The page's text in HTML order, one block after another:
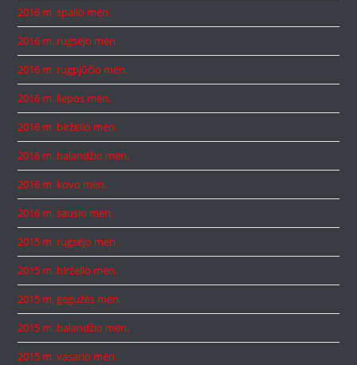
2016 m. spalio mėn.
2016 m. rugsėjo mėn.
2016 m. rugpjūčio mėn.
2016 m. liepos mėn.
2016 m. birželio mėn.
2016 m. balandžio mėn.
2016 m. kovo mėn.
2016 m. sausio mėn.
2015 m. rugsėjo mėn.
2015 m. birželio mėn.
2015 m. gegužės mėn.
2015 m. balandžio mėn.
2015 m. vasario mėn.